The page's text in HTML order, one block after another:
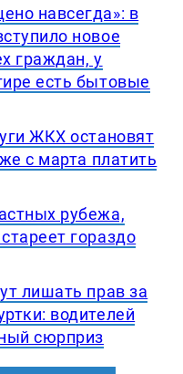
навсегда»: в
новое
граждан, у
есть бытовые
ЖКХ остановят
с марта платить
рубежа,
гораздо
лишать прав за
водителей
сюрприз